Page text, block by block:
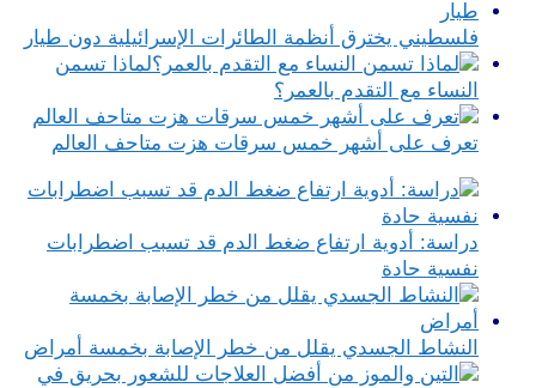
فلسطيني يخترق أنظمة الطائرات الإسرائيلية دون طيار
لماذا تسمن
النساء مع التقدم بالعمر؟
تعرف على أشهر خمس سرقات هزت متاحف العالم
دراسة: أدوية ارتفاع ضغط الدم قد تسبب اضطرابات
نفسية حادة
النشاط الجسدي يقلل من خطر الإصابة بخمسة أمراض